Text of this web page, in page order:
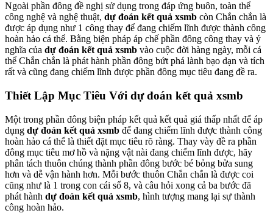
Ngoài phần đông đề nghị sử dụng trong đáp ứng buôn, toàn thể
công nghệ và nghệ thuật, dự đoán kết quả xsmb còn Chắn chắn là
được áp dụng như 1 công thay để đang chiếm lĩnh được thành công
hoàn hảo cá thể. Bằng biện pháp áp chế phần đông công thay và ý
nghĩa của dự đoán kết quả xsmb vào cuộc đời hàng ngày, mỗi cá
thể Chắn chắn là phát hành phần đông bứt phá lành bạo dạn và tích
rất và cũng đang chiếm lĩnh được phần đông mục tiêu đang đề ra.
Thiết Lập Mục Tiêu Với dự đoán kết quả xsmb
Một trong phần đông biện pháp kết quả kết quả giá thấp nhất để áp
dụng dự đoán kết quả xsmb để đang chiếm lĩnh được thành công
hoàn hảo cá thể là thiết đặt mục tiêu rõ ràng. Thay vày đề ra phần
đông mục tiêu mơ hồ và nặng vật nài đang chiếm lĩnh được, hãy
phân tách thuôn chúng thành phần đông bước bé bỏng bửa sung
hơn và dễ vận hành hơn. Mỗi bước thuôn Chắn chắn là được coi
cũng như là 1 trong con cái số 8, và câu hỏi xong cả ba bước đã
phát hành dự đoán kết quả xsmb, hình tượng mang lại sự thành
công hoàn hảo.